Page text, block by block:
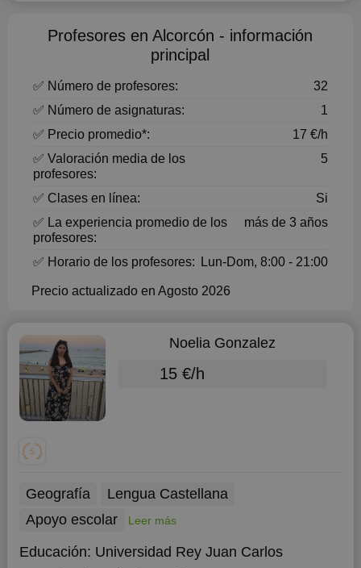
Profesores en Alcorcón - información
principal
✅ Número de profesores:
32
✅ Número de asignaturas:
1
✅ Precio promedio*:
17 €/h
✅ Valoración media de los
profesores:
5
✅ Clases en línea:
Si
✅ La experiencia promedio de los
profesores:
más de 3 años
✅ Horario de los profesores: Lun-Dom, 8:00 - 21:00
Precio actualizado en Agosto 2026
Noelia Gonzalez
15 €/h
Geografía
Lengua Castellana
Apoyo escolar
Leer más
Educación: Universidad Rey Juan Carlos